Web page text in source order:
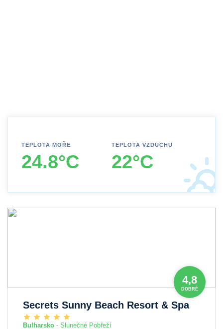
TEPLOTA MOŘE
24.8°C
TEPLOTA VZDUCHU
22°C
4,8
DOBRÉ
Secrets Sunny Beach Resort & Spa
Bulharsko - Slunečné Pobřeží